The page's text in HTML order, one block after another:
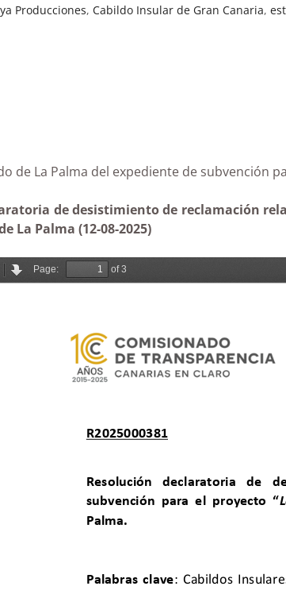
Producciones,Cabildo Insular de Gran Canaria,
de La Palma del expediente de
de desistimiento de reclamación
La Palma (12-08-2025)